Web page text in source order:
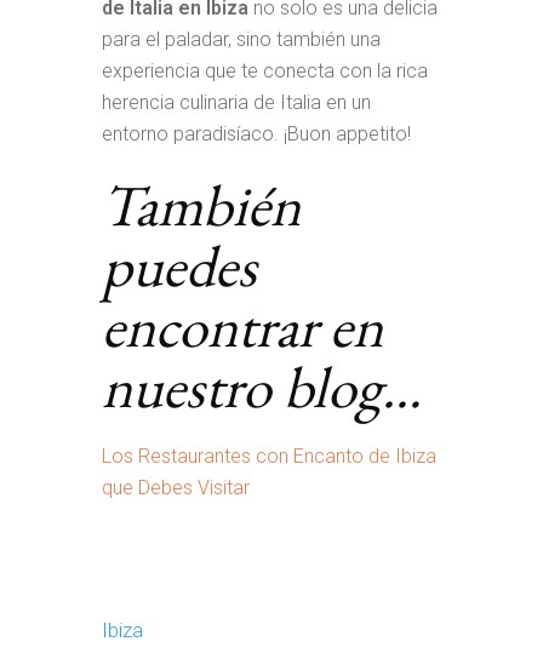
de Italia en Ibiza no solo es una delicia
para el paladar, sino también una
experiencia que te conecta con la rica
herencia culinaria de Italia en un
entorno paradisíaco. ¡Buon appetito!
También
puedes
encontrar en
nuestro blog…
Los Restaurantes con Encanto de Ibiza
que Debes Visitar
Ibiza